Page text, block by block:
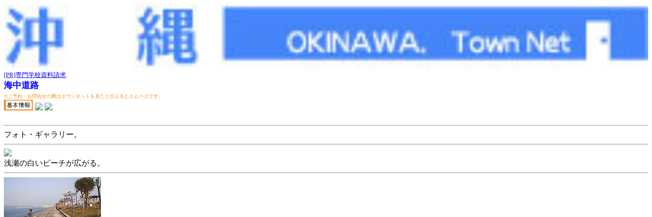
[PR]専門学校資料請求
海中道路
※ご予約・お問合せの際はタウンネットを見たと伝えるとスムーズです。
フォト・ギャラリー。
浅瀬の白いビーチが広がる。